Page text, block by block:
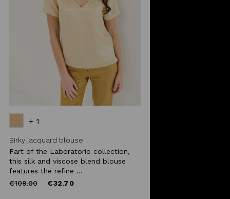
+ 1
Birky jacquard blouse
Part of the Laboratorio collection,
this silk and viscose blend blouse
features the refine ...
Price
€109.00to €32.70